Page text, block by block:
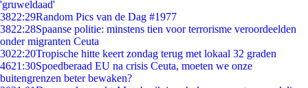
'gruweldaad'
3822:29Random Pics van de Dag #1977
3822:28Spaanse politie: minstens tien voor terrorisme veroordeelden
onder migranten Ceuta
3022:20Tropische hitte keert zondag terug met lokaal 32 graden
4621:30Spoedberaad EU na crisis Ceuta, moeten we onze
buitengrenzen beter bewaken?